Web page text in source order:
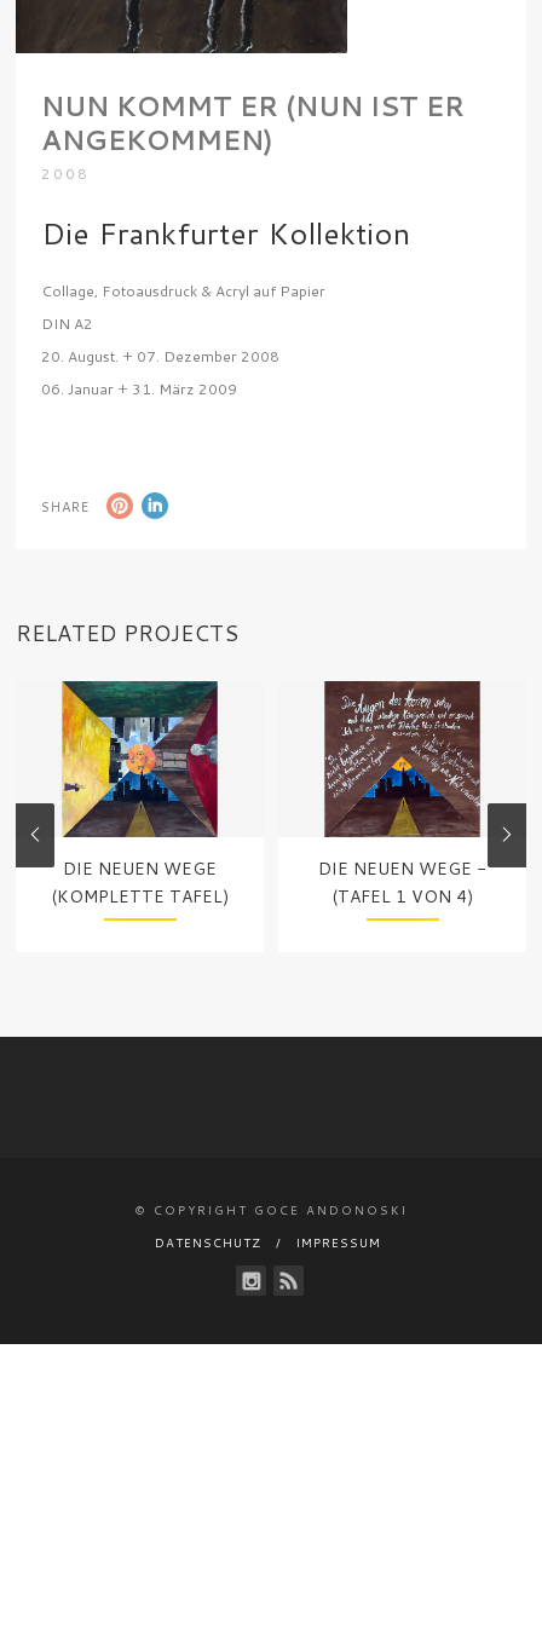
NUN KOMMT ER (NUN IST ER
ANGEKOMMEN)
2008
Die Frankfurter Kollektion
Collage, Fotoausdruck & Acryl auf Papier
DIN A2
20. August. + 07. Dezember 2008
06. Januar + 31. März 2009
SHARE
RELATED PROJECTS
DIE NEUEN WEGE
(KOMPLETTE TAFEL)
DIE NEUEN WEGE -
(TAFEL 1 VON 4)
© COPYRIGHT GOCE ANDONOSKI
DATENSCHUTZ
IMPRESSUM